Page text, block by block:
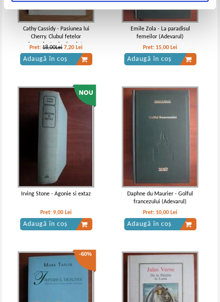
Cathy Cassidy - Pasiunea lui
Cherry. Clubul fetelor
dependente de ciocolata
Pret:18,00Lei 7,20 Lei
Adaugă în coș
Emile Zola - La paradisul
femeilor (Adevarul)
Pret: 15,00 Lei
Adaugă în coș
Irving Stone - Agonie si extaz
Pret:9,00 Lei
Adaugă în coș
Daphne du Maurier - Golful
francezului (Adevarul)
Pret: 10,00 Lei
Adaugă în coș
-60%